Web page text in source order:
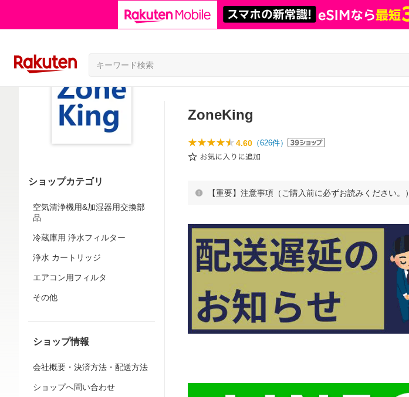
ショップカテゴリ
空気清浄機用&加湿器用交換部
品
冷蔵庫用 浄水フィルター
浄水 カートリッジ
エアコン用フィルタ
その他
ショップ情報
会社概要・決済方法・配送方法
ショップへ問い合わせ
ZoneKing
4.60 （626件）
【重要】注意事項（ご購入前に必ずお読みください。）